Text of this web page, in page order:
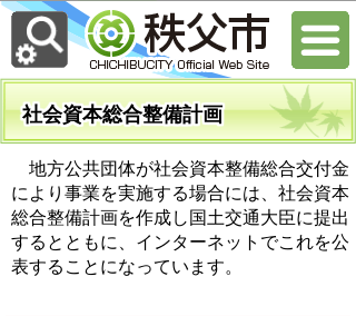
社会資本総合整備計画
地方公共団体が社会資本整備総合交付金
により事業を実施する場合には、社会資本
総合整備計画を作成し国土交通大臣に提出
するとともに、インターネットでこれを公
表することになっています。